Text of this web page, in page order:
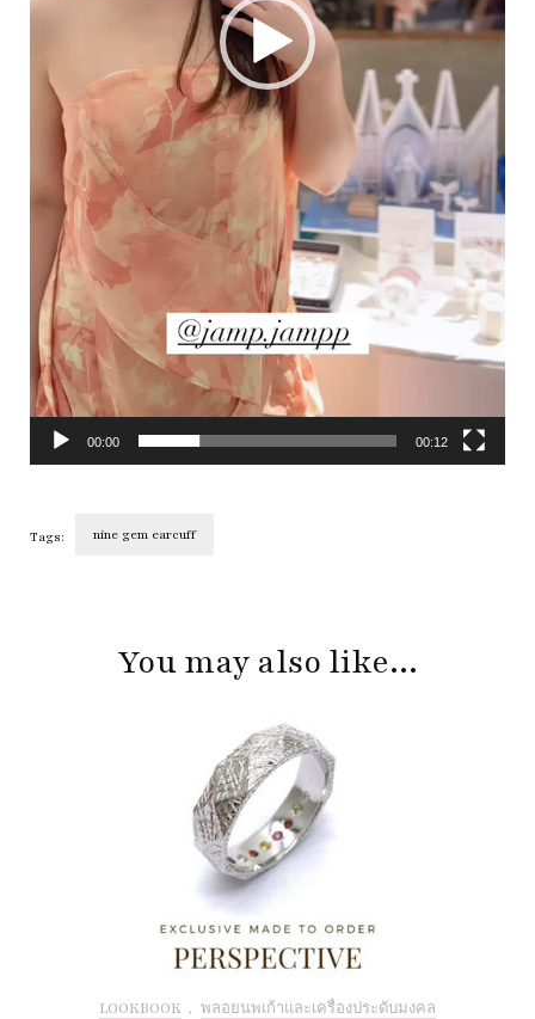
00:00 00:12
Tags: nine gem earcuff
You may also like...
LOOKBOOK , พลอยนพเก้าและเครื่องประดับมงคล